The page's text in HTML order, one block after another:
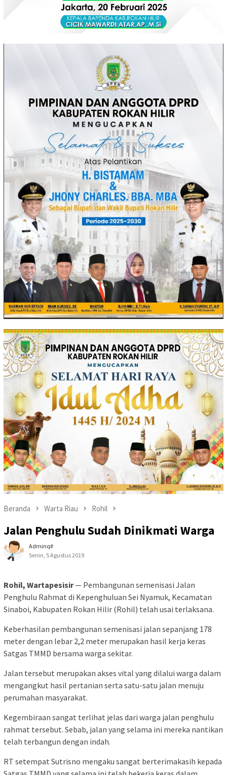
Beranda Warta Riau Rohil
Jalan Penghulu Sudah Dinikmati Warga
Adminq#
Senin, 5 Agustus 2019
Rohil, Wartapesisir— Pembangunan semenisasi Jalan
Penghulu Rahmat di Kepenghuluan Sei Nyamuk, Kecamatan
Sinaboi, Kabupaten Rokan Hilir (Rohil) telah usai terlaksana.
Keberhasilan pembangunan semenisasi jalan sepanjang 178
meter dengan lebar 2,2 meter merupakan hasil kerja keras
Satgas TMMD bersama warga sekitar.
Jalan tersebut merupakan akses vital yang dilalui warga dalam
mengangkut hasil pertanian serta satu-satu jalan menuju
perumahan masyarakat.
Kegembiraan sangat terlihat jelas dari warga jalan penghulu
rahmat tersebut. Sebab, jalan yang selama ini mereka nantikan
telah terbangun dengan indah.
RT setempat Sutrisno mengaku sangat berterimakasih kepada